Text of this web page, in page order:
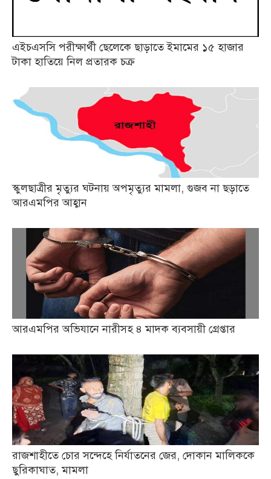
এইচএসসি পরীক্ষার্থী ছেলেকে ছাড়াতে ইমামের ১৫ হাজার
টাকা হাতিয়ে নিল প্রতারক চক্র
স্কুলছাত্রীর মৃত্যুর ঘটনায় অপমৃত্যুর মামলা, গুজব না ছড়াতে
আরএমপির আহ্বান
আরএমপির অভিযানে নারীসহ ৪ মাদক ব্যবসায়ী গ্রেপ্তার
রাজশাহীতে চোর সন্দেহে নির্যাতনের জের, দোকান মালিককে
ছুরিকাঘাত, মামলা